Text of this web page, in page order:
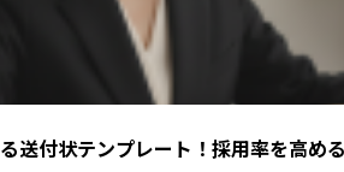
送付状テンプレート！採用率を高め